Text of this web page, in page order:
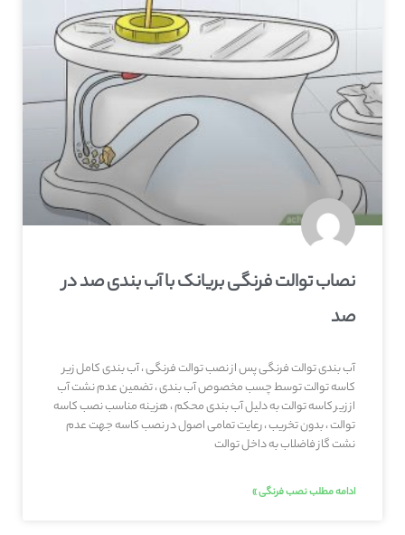
نصاب توالت فرنگی بریانک با آب بندی صد در
صد
آب بندی توالت فرنگی پس از نصب توالت فرنگی ، آب بندی کامل زیر
کاسه توالت توسط چسب مخصوص آب بندی ، تضمین عدم نشت آب
از زیر کاسه توالت به دلیل آب بندی محکم ، هزینه مناسب نصب کاسه
توالت ، بدون تخریب ، رعایت تمامی اصول در نصب کاسه جهت عدم
نشت گاز فاضلاب به داخل توالت
ادامه مطلب نصب فرنگی »